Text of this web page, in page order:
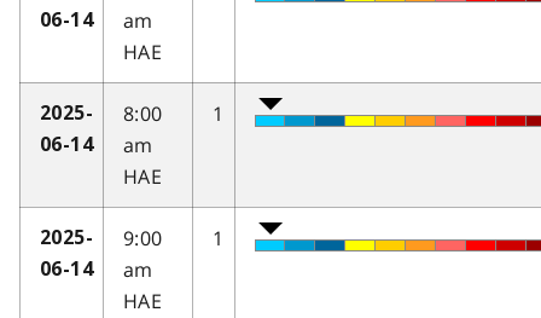
06-14
am
HAE
2025-
06-14
8:00
am
HAE
1
2025-
06-14
9:00
am
HAE
1